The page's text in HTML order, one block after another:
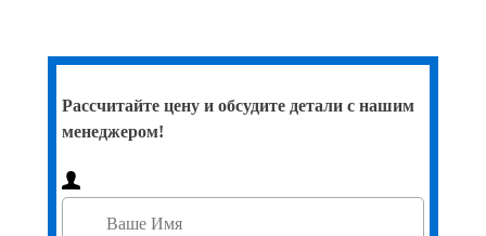
Рассчитайте цену и обсудите детали с нашим
менеджером!